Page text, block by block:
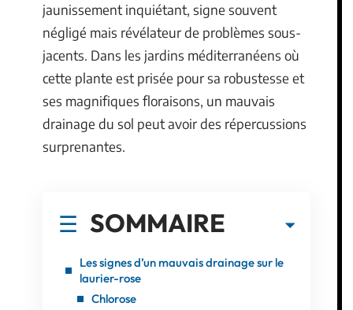
jaunissement inquiétant, signe souvent
négligé mais révélateur de problèmes sous-
jacents. Dans les jardins méditerranéens où
cette plante est prisée pour sa robustesse et
ses magnifiques floraisons, un mauvais
drainage du sol peut avoir des répercussions
surprenantes.
SOMMAIRE
Les signes d’un mauvais drainage sur le
laurier-rose
Chlorose